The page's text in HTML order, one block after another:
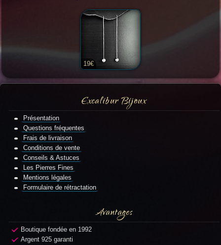
19€
Excalibur Bijoux
Présentation
Questions fréquentes
Frais de livraison
Conditions de vente
Conseils & Astuces
Les Pierres Fines
Mentions légales
Formulaire de rétractation
Avantages
Boutique fondée en 1992
Argent 925 garanti